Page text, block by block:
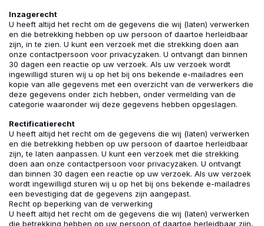
Inzagerecht
U heeft altijd het recht om de gegevens die wij (laten) verwerken
en die betrekking hebben op uw persoon of daartoe herleidbaar
zijn, in te zien. U kunt een verzoek met die strekking doen aan
onze contactpersoon voor privacyzaken. U ontvangt dan binnen
30 dagen een reactie op uw verzoek. Als uw verzoek wordt
ingewilligd sturen wij u op het bij ons bekende e-mailadres een
kopie van alle gegevens met een overzicht van de verwerkers die
deze gegevens onder zich hebben, onder vermelding van de
categorie waaronder wij deze gegevens hebben opgeslagen.
Rectificatierecht
U heeft altijd het recht om de gegevens die wij (laten) verwerken
en die betrekking hebben op uw persoon of daartoe herleidbaar
zijn, te laten aanpassen. U kunt een verzoek met die strekking
doen aan onze contactpersoon voor privacyzaken. U ontvangt
dan binnen 30 dagen een reactie op uw verzoek. Als uw verzoek
wordt ingewilligd sturen wij u op het bij ons bekende e-mailadres
een bevestiging dat de gegevens zijn aangepast.
Recht op beperking van de verwerking
U heeft altijd het recht om de gegevens die wij (laten) verwerken
die betrekking hebben op uw persoon of daartoe herleidbaar zijn,